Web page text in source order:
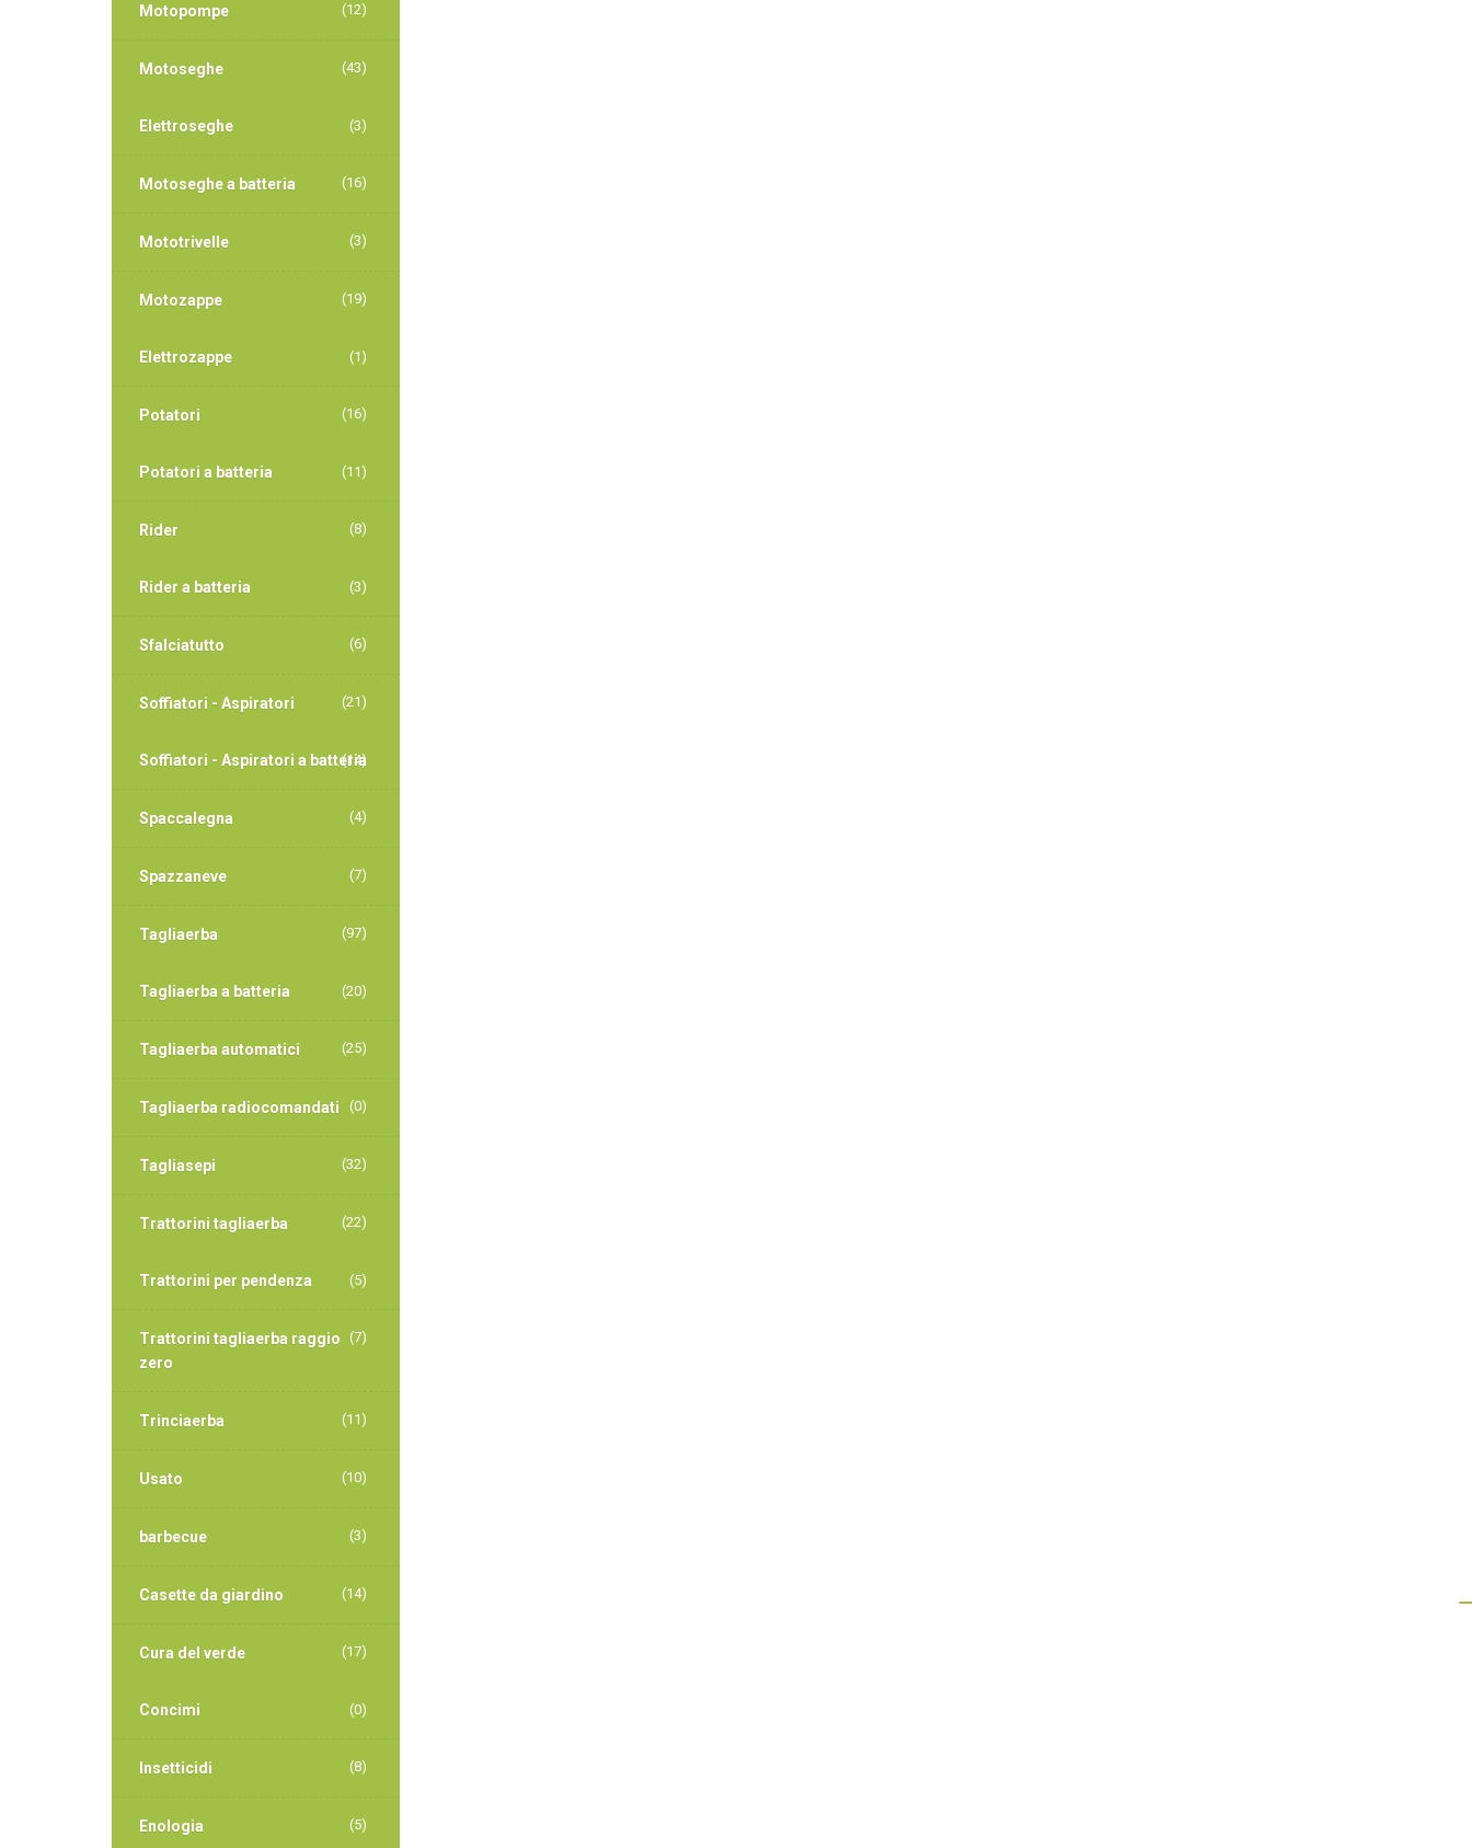
Motopompe (12)
Motoseghe (43)
Elettroseghe (3)
Motoseghe a batteria (16)
Mototrivelle (3)
Motozappe (19)
Elettrozappe (1)
Potatori (16)
Potatori a batteria (11)
Rider (8)
Rider a batteria (3)
Sfalciatutto (6)
Soffiatori - Aspiratori (21)
Soffiatori - Aspiratori a batteria
(14)
Spaccalegna (4)
Spazzaneve (7)
Tagliaerba (97)
Tagliaerba a batteria (20)
Tagliaerba automatici (25)
Tagliaerba radiocomandati (0)
Tagliasepi (32)
Trattorini tagliaerba (22)
Trattorini per pendenza (5)
Trattorini tagliaerba raggio
zero
(7)
Trinciaerba (11)
Usato (10)
barbecue (3)
Casette da giardino (14)
Cura del verde (17)
Concimi (0)
Insetticidi (8)
Enologia (5)